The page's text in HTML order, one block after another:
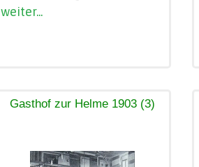
weiter...
Gasthof zur Helme 1903 (3)